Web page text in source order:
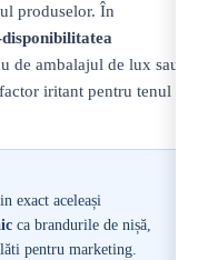
produselor. În
de ambalajul de lux sau
iritant pentru tenul
exact aceleași
ca brandurile de nișă,
pentru marketing.